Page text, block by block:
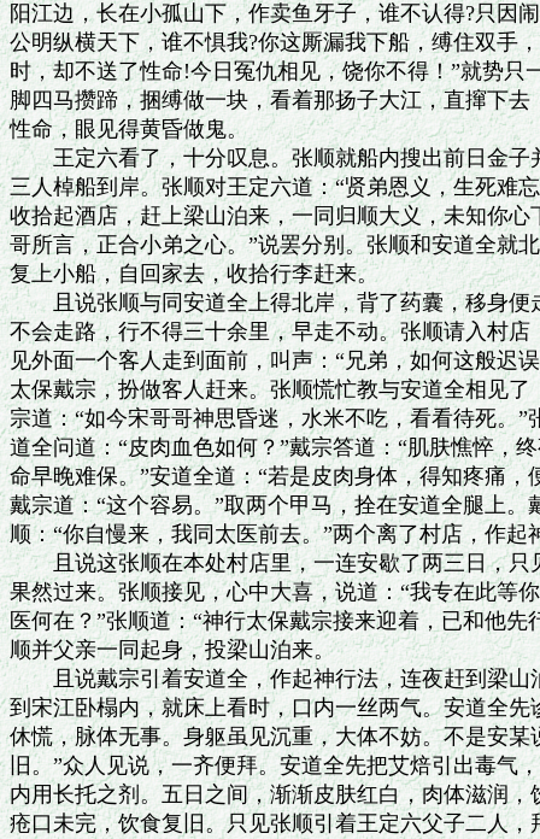
阳江边，长在小孤山下，作卖鱼牙子，谁不认得?只因
公明纵横天下，谁不惧我?你这厮漏我下船，缚住双手
时，却不送了性命!今日冤仇相见，饶你不得！”就势只
脚四马攒蹄，捆缚做一块，看着那扬子大江，直撺下去
性命，眼见得黄昏做鬼。
王定六看了，十分叹息。张顺就船内搜出前日金子
三人棹船到岸。张顺对王定六道：“贤弟恩义，生死难
收拾起酒店，赶上梁山泊来，一同归顺大义，未知你心
哥所言，正合小弟之心。”说罢分别。张顺和安道全就
复上小船，自回家去，收拾行李赶来。
且说张顺与同安道全上得北岸，背了药囊，移身便
不会走路，行不得三十余里，早走不动。张顺请入村
见外面一个客人走到面前，叫声：“兄弟，如何这般迟
太保戴宗，扮做客人赶来。张顺慌忙教与安道全相见
宗道：“如今宋哥哥神思昏迷，水米不吃，看看待死。”
道全问道：“皮肉血色如何？”戴宗答道：“肌肤憔悴，
命早晚难保。”安道全道：“若是皮肉身体，得知疼痛，
戴宗道：“这个容易。”取两个甲马，拴在安道全腿上。
顺：“你自慢来，我同太医前去。”两个离了村店，作起
且说这张顺在本处村店里，一连安歇了两三日，只
果然过来。张顺接见，心中大喜，说道：“我专在此等
医何在？”张顺道：“神行太保戴宗接来迎着，已和他先
顺并父亲一同起身，投梁山泊来。
且说戴宗引着安道全，作起神行法，连夜赶到梁山
到宋江卧榻内，就床上看时，口内一丝两气。安道全先
休慌，脉体无事。身躯虽见沉重，大体不妨。不是安
旧。”众人见说，一齐便拜。安道全先把艾焙引出毒气
内用长托之剂。五日之间，渐渐皮肤红白，肉体滋润
疮口未完，饮食复旧。只见张顺引着王定六父子二人